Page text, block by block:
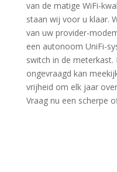
van de matige WiFi-
staan wij voor u klaar.
van uw provider-
een autonoom UniFi-
switch in de
ongevraagd kan
vrijheid om elk jaar
Vraag nu een scherpe